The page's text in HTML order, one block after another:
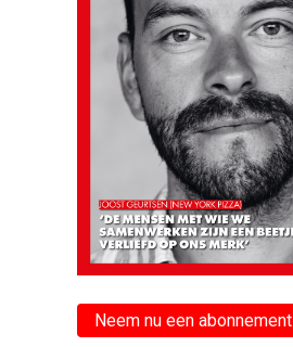
Neem nu een abonnement